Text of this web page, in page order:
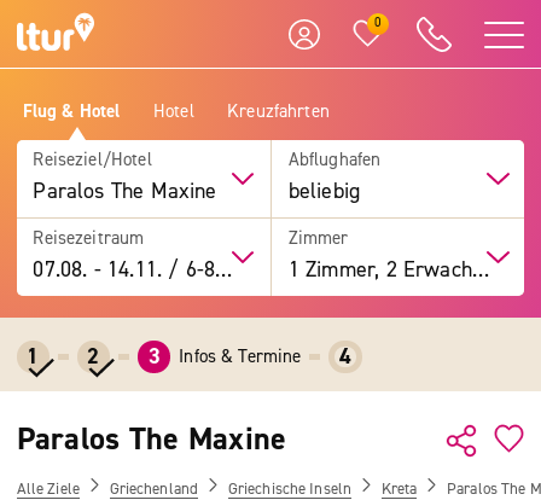
0
Flug & Hotel Hotel Kreuzfahrten
Reiseziel/Hotel
Paralos The Maxine
Abflughafen
beliebig
Reisezeitraum
07.08. -14.11. / 6-8 Tage
Zimmer
1 Zimmer, 2 Erwachsene
1 2 3 Infos & Termine 4
Paralos The Maxine
Alle Ziele Griechenland Griechische Inseln Kreta Paralos The